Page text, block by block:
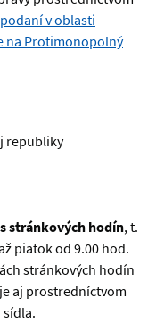
v oblasti
na Protimonopolný
republiky
stránkových hodín, t.
piatok od 9.00 hod.
stránkových hodín
aj prostredníctvom